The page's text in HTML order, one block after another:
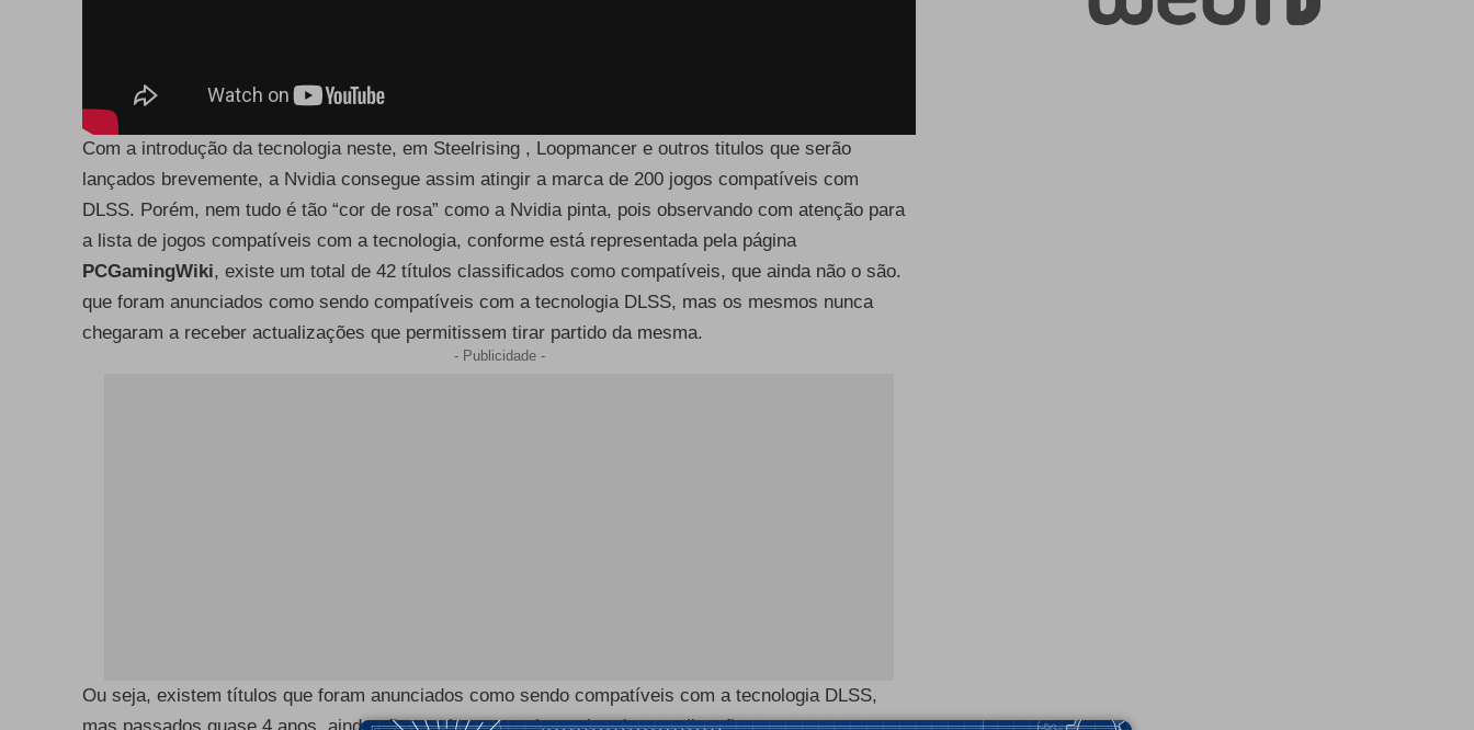
Com a introdução da tecnologia neste, em Steelrising , Loopmancer e outros titulos que serão
lançados brevemente, a Nvidia consegue assim atingir a marca de 200 jogos compatíveis com
DLSS. Porém, nem tudo é tão “cor de rosa” como a Nvidia pinta, pois observando com atenção para
a lista de jogos compatíveis com a tecnologia, conforme está representada pela página
PCGamingWiki, existe um total de 42 títulos classificados como compatíveis, que ainda não o são.
que foram anunciados como sendo compatíveis com a tecnologia DLSS, mas os mesmos nunca
chegaram a receber actualizações que permitissem tirar partido da mesma.
- Publicidade -
Ou seja, existem títulos que foram anunciados como sendo compatíveis com a tecnologia DLSS,